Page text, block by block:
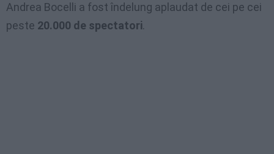
Andrea Bocelli a fost îndelung aplaudat de cei pe cei
peste 20.000 de spectatori.